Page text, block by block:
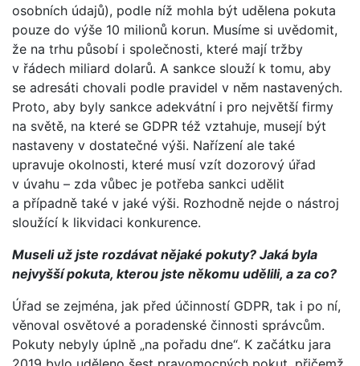
osobních údajů), podle níž mohla být udělena pokuta
pouze do výše 10 milionů korun. Musíme si uvědomit,
že na trhu působí i společnosti, které mají tržby
v řádech miliard dolarů. A sankce slouží k tomu, aby
se adresáti chovali podle pravidel v něm nastavených.
Proto, aby byly sankce adekvátní i pro největší firmy
na světě, na které se GDPR též vztahuje, musejí být
nastaveny v dostatečné výši. Nařízení ale také
upravuje okolnosti, které musí vzít dozorový úřad
v úvahu – zda vůbec je potřeba sankci udělit
a případně také v jaké výši. Rozhodně nejde o nástroj
sloužící k likvidaci konkurence.
Museli už jste rozdávat nějaké pokuty? Jaká byla
nejvyšší pokuta, kterou jste někomu udělili, a za co?
Úřad se zejména, jak před účinností GDPR, tak i po ní,
věnoval osvětové a poradenské činnosti správcům.
Pokuty nebyly úplně „na pořadu dne“. K začátku jara